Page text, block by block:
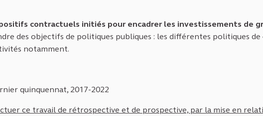
contractuels initiés pour encadrer les investissements de
des objectifs de politiques publiques : les différentes politiques
notamment.
quinquennat, 2017-2022
ce travail de rétrospective et de prospective, par la mise en